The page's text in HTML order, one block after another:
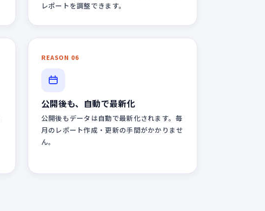
レポートを調整できます。
REASON 06
公開後も、自動で最新化
公開後もデータは自動で最新化されます。毎
月のレポート作成・更新の手間がかかりませ
ん。